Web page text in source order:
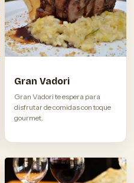
Gran Vadori
Gran Vadori te espera para
disfrutar de comidas con toque
gourmet.